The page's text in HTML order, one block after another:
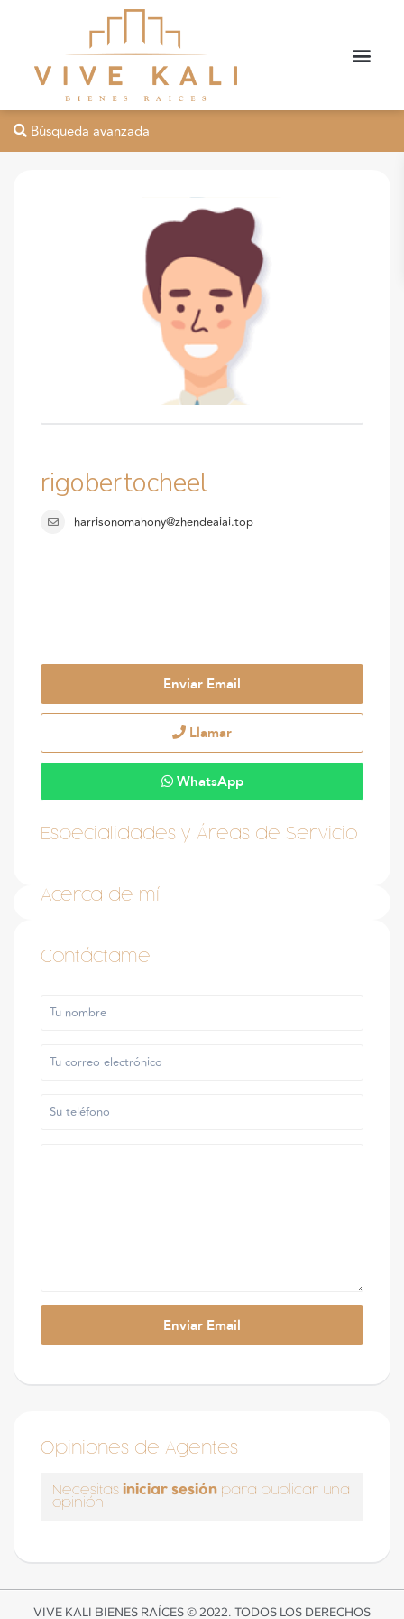
Búsqueda avanzada
rigobertocheel
harrisonomahony@zhendeaiai.top
Enviar Email
Llamar
WhatsApp
Especialidades y Áreas de Servicio
Acerca de mí
Contáctame
Opiniones de Agentes
Necesitas iniciar sesión para publicar una
opinión
VIVE KALI BIENES RAÍCES © 2022. TODOS LOS DERECHOS